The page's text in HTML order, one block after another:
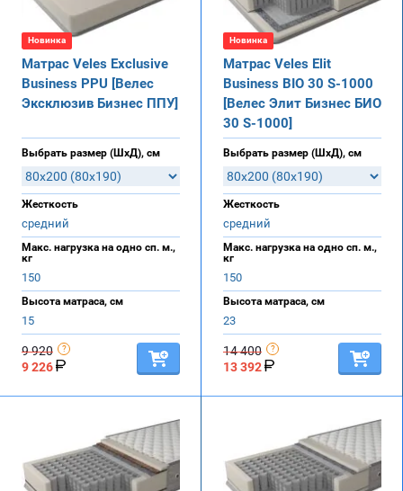
Новинка
Матрас Veles Exclusive
Business PPU [Велес
Эксклюзив Бизнес ППУ]
Выбрать размер (ШхД), см
Жесткость
средний
Макс. нагрузка на одно сп. м.,
кг
150
Высота матраса, см
15
9 920
9 226
Новинка
Матрас Veles Elit
Business BIO 30 S-1000
[Велес Элит Бизнес БИО
30 S-1000]
Выбрать размер (ШхД), см
Жесткость
средний
Макс. нагрузка на одно сп. м.,
кг
150
Высота матраса, см
23
14 400
13 392